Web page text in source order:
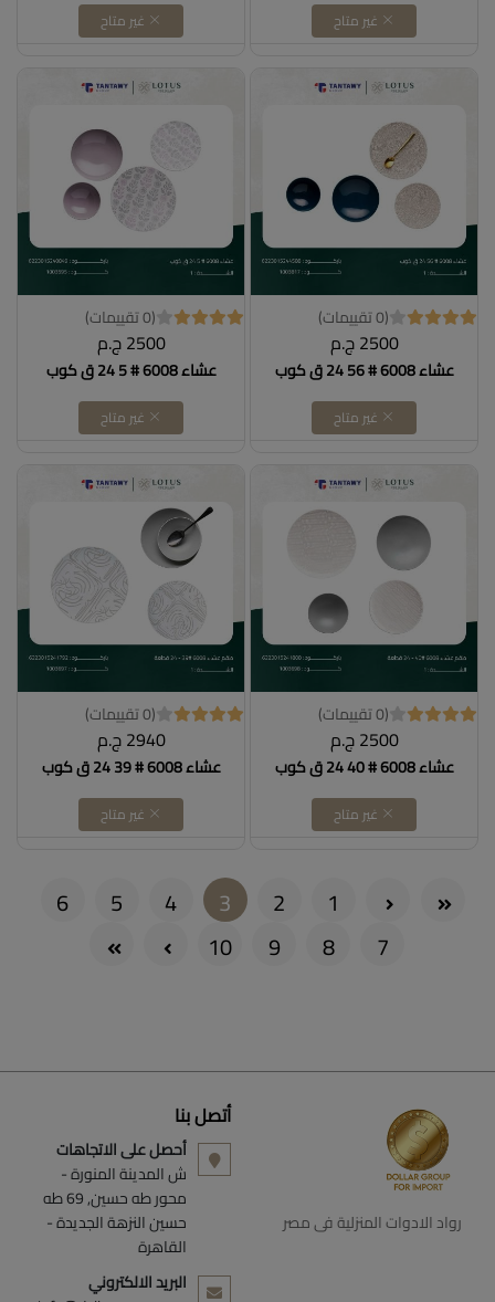
غير متاح غير متاح
(0 تقييمات)
2500 ج.م
عشاء 6008 # 56 24 ق كوب
غير متاح
(0 تقييمات)
2500 ج.م
عشاء 6008 # 5 24 ق كوب
غير متاح
(0 تقييمات)
2500 ج.م
عشاء 6008 # 40 24 ق كوب
غير متاح
(0 تقييمات)
2940 ج.م
عشاء 6008 # 39 24 ق كوب
غير متاح
1
2
3
4
5
6
7
8
9
10
رواد الادوات المنزلية فى مصر
أتصل بنا
أحصل على الاتجاهات
ش المدينة المنورة -
محور طه حسين, 69 طه
حسين النزهة الجديدة -
القاهرة
البريد الالكتروني